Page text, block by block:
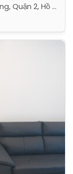
Đường Mai Chí Thọ, Phường An Lợi Đông, Quận 2, Hồ Chí Minh